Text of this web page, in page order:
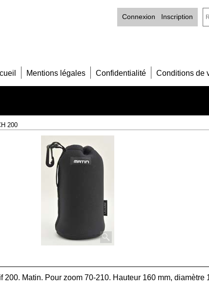
Connexion Inscription
Mentions légales Confidentialité Conditions de
200
200. Matin. Pour zoom 70-210. Hauteur 160 mm, diamètre